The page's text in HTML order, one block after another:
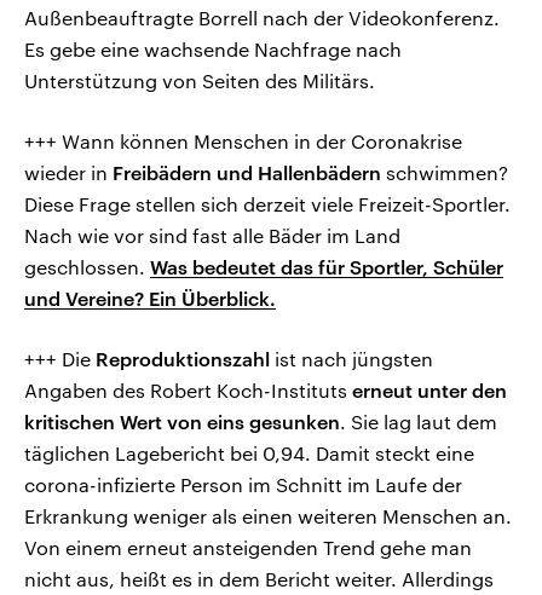
Außenbeauftragte Borrell nach der Videokonferenz.
Es gebe eine wachsende Nachfrage nach
Unterstützung von Seiten des Militärs.
+++ Wann können Menschen in der Coronakrise
wieder in Freibädern und Hallenbädern schwimmen?
Diese Frage stellen sich derzeit viele Freizeit-Sportler.
Nach wie vor sind fast alle Bäder im Land
geschlossen. Was bedeutet das für Sportler, Schüler
und Vereine? Ein Überblick.
+++ Die Reproduktionszahl ist nach jüngsten
Angaben des Robert Koch-Instituts erneut unter den
kritischen Wert von eins gesunken. Sie lag laut dem
täglichen Lagebericht bei 0,94. Damit steckt eine
corona-infizierte Person im Schnitt im Laufe der
Erkrankung weniger als einen weiteren Menschen an.
Von einem erneut ansteigenden Trend gehe man
nicht aus, heißt es in dem Bericht weiter. Allerdings